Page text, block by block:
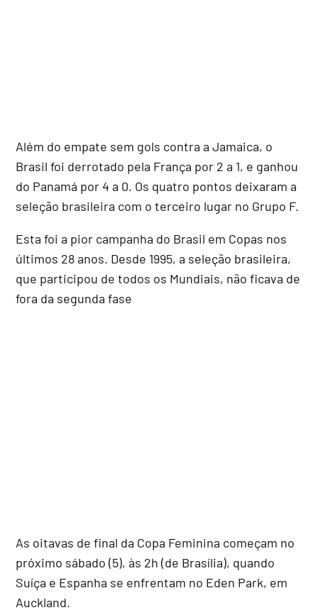
Além do empate sem gols contra a Jamaica, o
Brasil foi derrotado pela França por 2 a 1, e ganhou
do Panamá por 4 a 0. Os quatro pontos deixaram a
seleção brasileira com o terceiro lugar no Grupo F.
Esta foi a pior campanha do Brasil em Copas nos
últimos 28 anos. Desde 1995, a seleção brasileira,
que participou de todos os Mundiais, não ficava de
fora da segunda fase
As oitavas de final da Copa Feminina começam no
próximo sábado (5), às 2h (de Brasília), quando
Suíça e Espanha se enfrentam no Eden Park, em
Auckland.